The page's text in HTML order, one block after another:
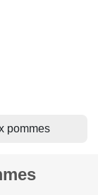
pommes